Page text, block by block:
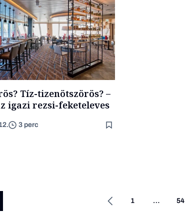
Tíz-tizenötszörös? –
igazi rezsi-feketeleves
3 perc
1 … 54